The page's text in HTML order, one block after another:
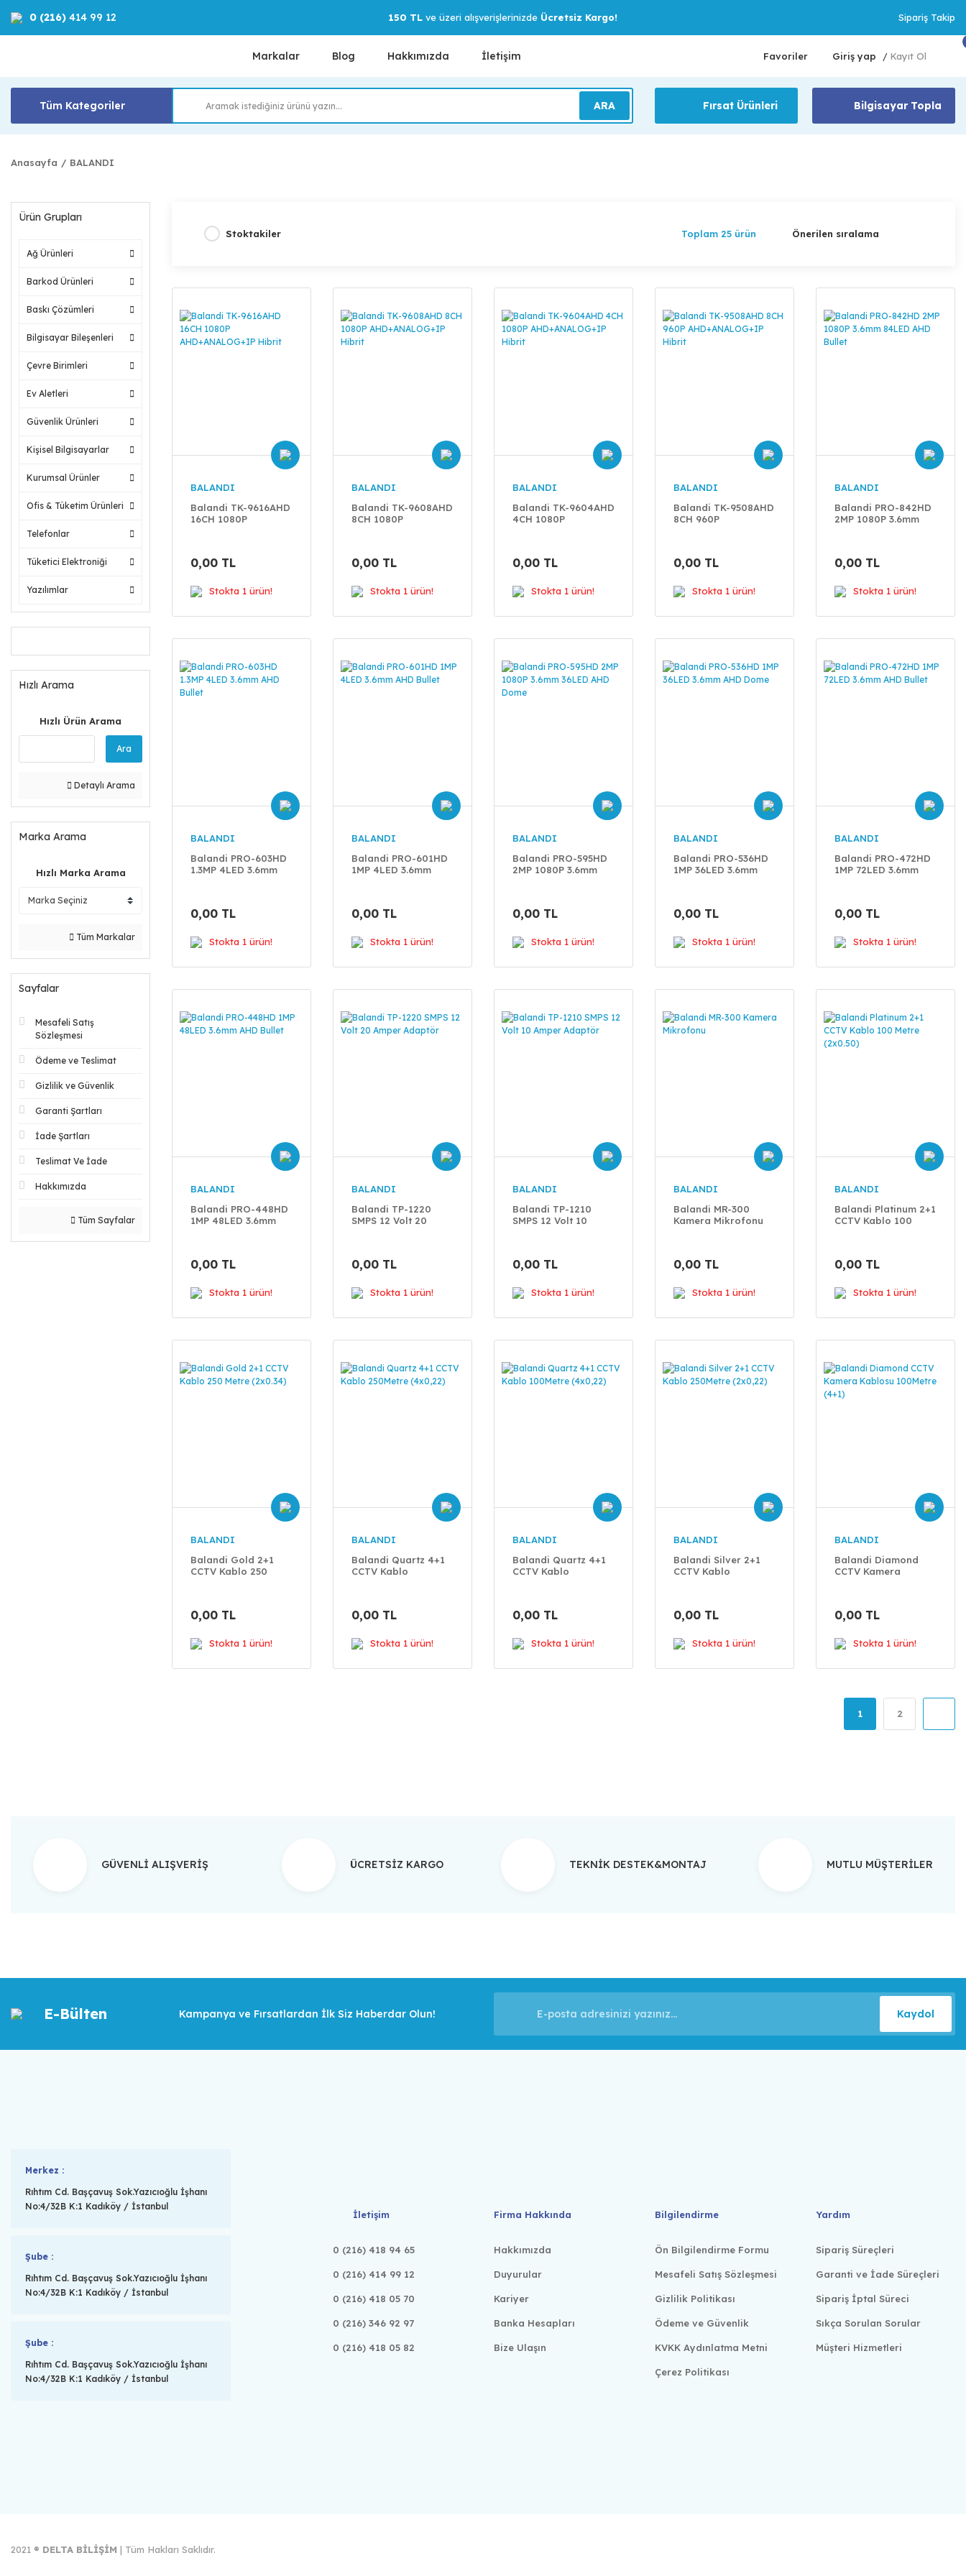
0 (216) 414 99 12 150 TLve üzeri alışverişlerinizde Ücretsiz Kargo! Sipariş Takip
Markalar Blog Hakkımızda İletişim Favoriler Giriş yap / Kayıt Ol
Tüm Kategoriler ARA Fırsat Ürünleri Bilgisayar Topla
Anasayfa BALANDI
Ürün Grupları
Ağ Ürünleri
Barkod Ürünleri
Baskı Çözümleri
Bilgisayar Bileşenleri
Çevre Birimleri
Ev Aletleri
Güvenlik Ürünleri
Kişisel Bilgisayarlar
Kurumsal Ürünler
Ofis & Tüketim Ürünleri
Telefonlar
Tüketici Elektroniği
Yazılımlar
Hızlı Arama
Hızlı Ürün Arama
Ara
Detaylı Arama
Marka Arama
Hızlı Marka Arama
Tüm Markalar
Sayfalar
Mesafeli Satış
Sözleşmesi
Ödeme ve Teslimat
Gizlilik ve Güvenlik
Garanti Şartları
İade Şartları
Teslimat Ve İade
Hakkımızda
Tüm Sayfalar
Stoktakiler Toplam 25 ürün
BALANDI
Balandi TK-9616AHD
16CH 1080P
0,00 TL
Stokta 1 ürün!
BALANDI
Balandi TK-9608AHD
8CH 1080P
0,00 TL
Stokta 1 ürün!
BALANDI
Balandi TK-9604AHD
4CH 1080P
0,00 TL
Stokta 1 ürün!
BALANDI
Balandi TK-9508AHD
8CH 960P
0,00 TL
Stokta 1 ürün!
BALANDI
Balandi PRO-842HD
2MP 1080P 3.6mm
0,00 TL
Stokta 1 ürün!
BALANDI
Balandi PRO-603HD
1.3MP 4LED 3.6mm
0,00 TL
Stokta 1 ürün!
BALANDI
Balandi PRO-601HD
1MP 4LED 3.6mm
0,00 TL
Stokta 1 ürün!
BALANDI
Balandi PRO-595HD
2MP 1080P 3.6mm
0,00 TL
Stokta 1 ürün!
BALANDI
Balandi PRO-536HD
1MP 36LED 3.6mm
0,00 TL
Stokta 1 ürün!
BALANDI
Balandi PRO-472HD
1MP 72LED 3.6mm
0,00 TL
Stokta 1 ürün!
BALANDI
Balandi PRO-448HD
1MP 48LED 3.6mm
0,00 TL
Stokta 1 ürün!
BALANDI
Balandi TP-1220
SMPS 12 Volt 20
0,00 TL
Stokta 1 ürün!
BALANDI
Balandi TP-1210
SMPS 12 Volt 10
0,00 TL
Stokta 1 ürün!
BALANDI
Balandi MR-300
Kamera Mikrofonu
0,00 TL
Stokta 1 ürün!
BALANDI
Balandi Platinum 2+1
CCTV Kablo 100
0,00 TL
Stokta 1 ürün!
BALANDI
Balandi Gold 2+1
CCTV Kablo 250
0,00 TL
Stokta 1 ürün!
BALANDI
Balandi Quartz 4+1
CCTV Kablo
0,00 TL
Stokta 1 ürün!
BALANDI
Balandi Quartz 4+1
CCTV Kablo
0,00 TL
Stokta 1 ürün!
BALANDI
Balandi Silver 2+1
CCTV Kablo
0,00 TL
Stokta 1 ürün!
BALANDI
Balandi Diamond
CCTV Kamera
0,00 TL
Stokta 1 ürün!
1 2
GÜVENLİ ALIŞVERİŞ ÜCRETSİZ KARGO TEKNİK DESTEK&MONTAJ MUTLU MÜŞTERİLER
E-Bülten Kampanya ve Fırsatlardan İlk Siz Haberdar Olun! Kaydol
Merkez :
Rıhtım Cd. Başçavuş Sok.Yazıcıoğlu İşhanı
No:4/32B K:1 Kadıköy / İstanbul
Şube :
Rıhtım Cd. Başçavuş Sok.Yazıcıoğlu İşhanı
No:4/32B K:1 Kadıköy / İstanbul
Şube :
Rıhtım Cd. Başçavuş Sok.Yazıcıoğlu İşhanı
No:4/32B K:1 Kadıköy / İstanbul
İletişim
0 (216) 418 94 65
0 (216) 414 99 12
0 (216) 418 05 70
0 (216) 346 92 97
0 (216) 418 05 82
Firma Hakkında
Hakkımızda
Duyurular
Kariyer
Banka Hesapları
Bize Ulaşın
Bilgilendirme
Ön Bilgilendirme Formu
Mesafeli Satış Sözleşmesi
Gizlilik Politikası
Ödeme ve Güvenlik
KVKK Aydınlatma Metni
Çerez Politikası
Yardım
Sipariş Süreçleri
Garanti ve İade Süreçleri
Sipariş İptal Süreci
Sıkça Sorulan Sorular
Müşteri Hizmetleri
2021 ® DELTA BİLİŞİM | Tüm Hakları Saklıdır.